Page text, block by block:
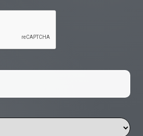
een pand dat niet alleen
kijk verder dan de huidige
jaar? Groei, andere